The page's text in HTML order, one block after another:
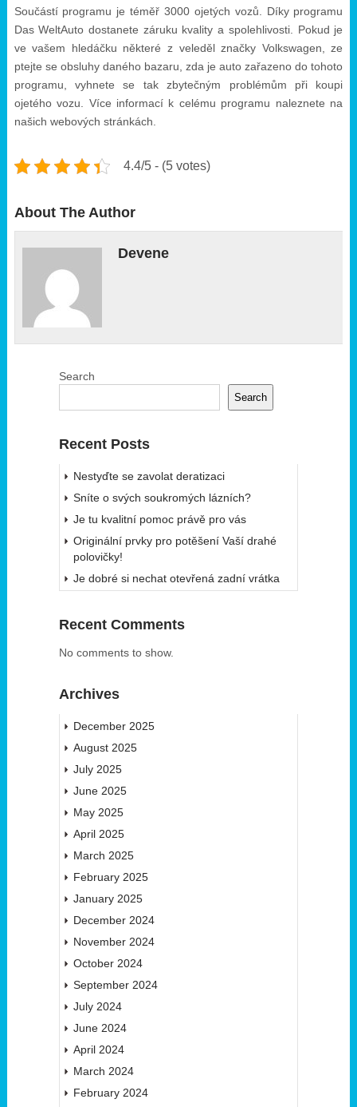
Součástí programu je téměř 3000 ojetých vozů. Díky programu
Das WeltAuto dostanete záruku kvality a spolehlivosti. Pokud je
ve vašem hledáčku některé z veleděl značky Volkswagen, ze
ptejte se obsluhy daného bazaru, zda je auto zařazeno do tohoto
programu, vyhnete se tak zbytečným problémům při koupi
ojetého vozu. Více informací k celému programu naleznete na
našich webových stránkách.
4.4/5 - (5 votes)
About The Author
Devene
Search
Search
Recent Posts
Nestyďte se zavolat deratizaci
Sníte o svých soukromých lázních?
Je tu kvalitní pomoc právě pro vás
Originální prvky pro potěšení Vaší drahé
polovičky!
Je dobré si nechat otevřená zadní vrátka
Recent Comments
No comments to show.
Archives
December 2025
August 2025
July 2025
June 2025
May 2025
April 2025
March 2025
February 2025
January 2025
December 2024
November 2024
October 2024
September 2024
July 2024
June 2024
April 2024
March 2024
February 2024